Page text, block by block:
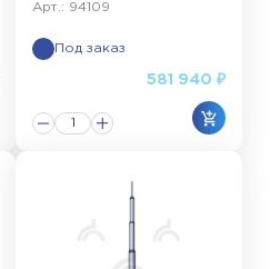
Арт.: 94109
Под заказ
581 940 ₽